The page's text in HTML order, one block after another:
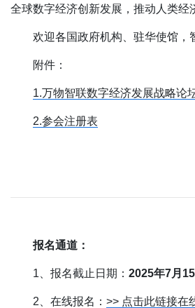
全球数字经济创新发展，推动人类经
欢迎各国政府机构、驻华使馆，
附件：
1.万物智联数字经济发展战略论
2.参会注册表
报名通道：
1、报名截止日期： 2025年7月15
2、在线报名： >> 点击此链接在